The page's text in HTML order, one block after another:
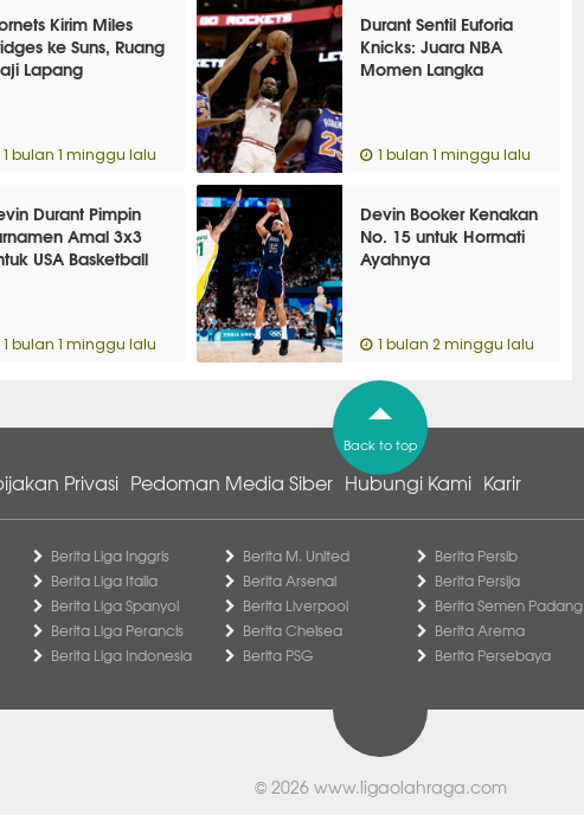
Kirim Miles
ke Suns, Ruang
Lapang
1 bulan 1 minggu lalu
Durant Sentil Euforia
Knicks: Juara NBA
Momen Langka
1 bulan 1 minggu lalu
Durant Pimpin
Amal 3x3
USA Basketball
1 bulan 1 minggu lalu
Devin Booker Kenakan
No. 15 untuk Hormati
Ayahnya
1 bulan 2 minggu lalu
Back to top
Privasi Pedoman Media Siber Hubungi Kami Karir
Berita Liga Inggris
Berita Liga Italia
Berita Liga Spanyol
Berita Liga Perancis
Berita Liga Indonesia
Berita M. United
Berita Arsenal
Berita Liverpool
Berita Chelsea
Berita PSG
Berita Persib
Berita Persija
Berita Semen Padang
Berita Arema
Berita Persebaya
© 2026 www.ligaolahraga.com